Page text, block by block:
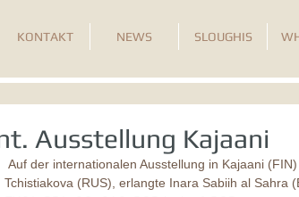
KONTAKT NEWS SLOUGHIS
Ausstellung Kajaani
Tchistiakova (RUS), erlangte Inara Sabiih al Sahra